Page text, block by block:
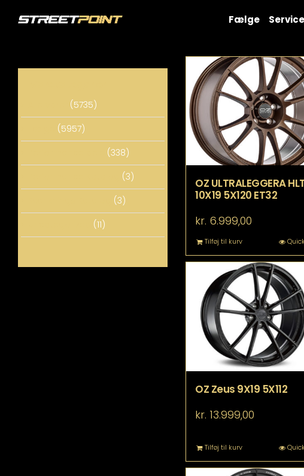
Fælge Service
OZ ULTRALEGGERA
10X19 5X120 ET32
kr. 6.999,00
Tilføj til kurv
OZ Zeus 9X19 5X112
kr. 13.999,00
Tilføj til kurv
(5735)
(5957)
(338)
(3)
(3)
(11)